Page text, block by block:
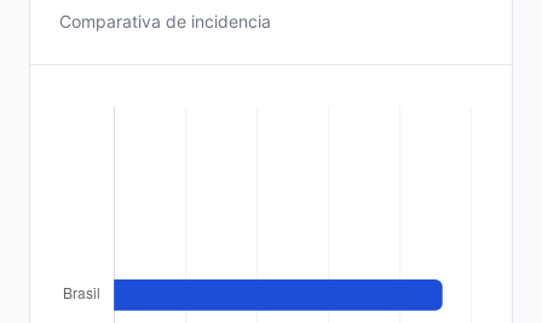
Comparativa de incidencia